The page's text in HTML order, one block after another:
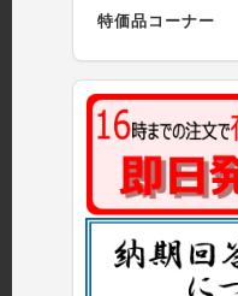
特価品コーナー